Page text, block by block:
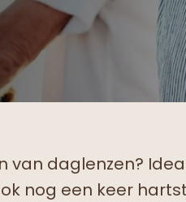
daglenzen?
nog een keer